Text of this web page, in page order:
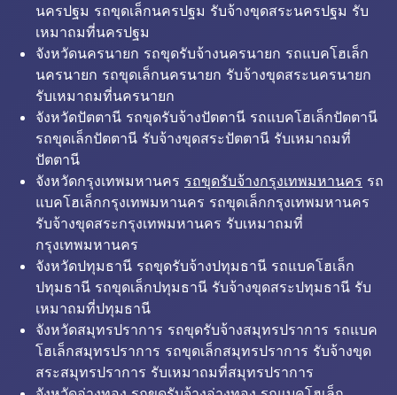
นครปฐม รถขุดเล็กนครปฐม รับจ้างขุดสระนครปฐม รับ
เหมาถมที่นครปฐม
จังหวัดนครนายก รถขุดรับจ้างนครนายก รถแบคโฮเล็ก
นครนายก รถขุดเล็กนครนายก รับจ้างขุดสระนครนายก
รับเหมาถมที่นครนายก
จังหวัดปัตตานี รถขุดรับจ้างปัตตานี รถแบคโฮเล็กปัตตานี
รถขุดเล็กปัตตานี รับจ้างขุดสระปัตตานี รับเหมาถมที่
ปัตตานี
จังหวัดกรุงเทพมหานคร รถขุดรับจ้างกรุงเทพมหานคร รถ
แบคโฮเล็กกรุงเทพมหานคร รถขุดเล็กกรุงเทพมหานคร
รับจ้างขุดสระกรุงเทพมหานคร รับเหมาถมที่
กรุงเทพมหานคร
จังหวัดปทุมธานี รถขุดรับจ้างปทุมธานี รถแบคโฮเล็ก
ปทุมธานี รถขุดเล็กปทุมธานี รับจ้างขุดสระปทุมธานี รับ
เหมาถมที่ปทุมธานี
จังหวัดสมุทรปราการ รถขุดรับจ้างสมุทรปราการ รถแบค
โฮเล็กสมุทรปราการ รถขุดเล็กสมุทรปราการ รับจ้างขุด
สระสมุทรปราการ รับเหมาถมที่สมุทรปราการ